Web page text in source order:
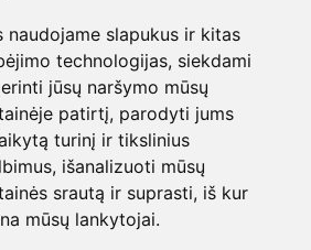
naudojame slapukus ir kitas
technologijas, siekdami
jūsų naršymo mūsų
patirtį, parodyti jums
turinį ir tikslinius
išanalizuoti mūsų
srautą ir suprasti, iš kur
mūsų lankytojai.
REGISTRUOT
PRISIJUNGT
KREPŠELI
© 2025 - PVM mokėtojo koda